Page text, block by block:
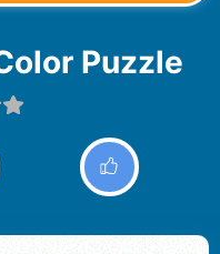
Puzzle